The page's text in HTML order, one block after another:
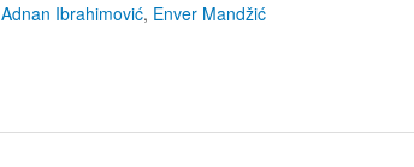
Adnan Ibrahimović, Enver Mandžić